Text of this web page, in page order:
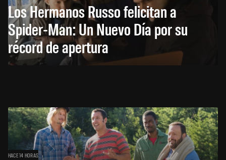
Los Hermanos Russo felicitan a
Spider-Man: Un Nuevo Día por su
récord de apertura
HACE 14 HORAS